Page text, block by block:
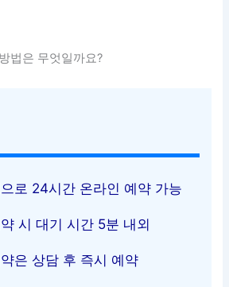
법은 무엇일까요?
로 24시간 온라인 예약 가능
시 대기 시간 5분 내외
은 상담 후 즉시 예약